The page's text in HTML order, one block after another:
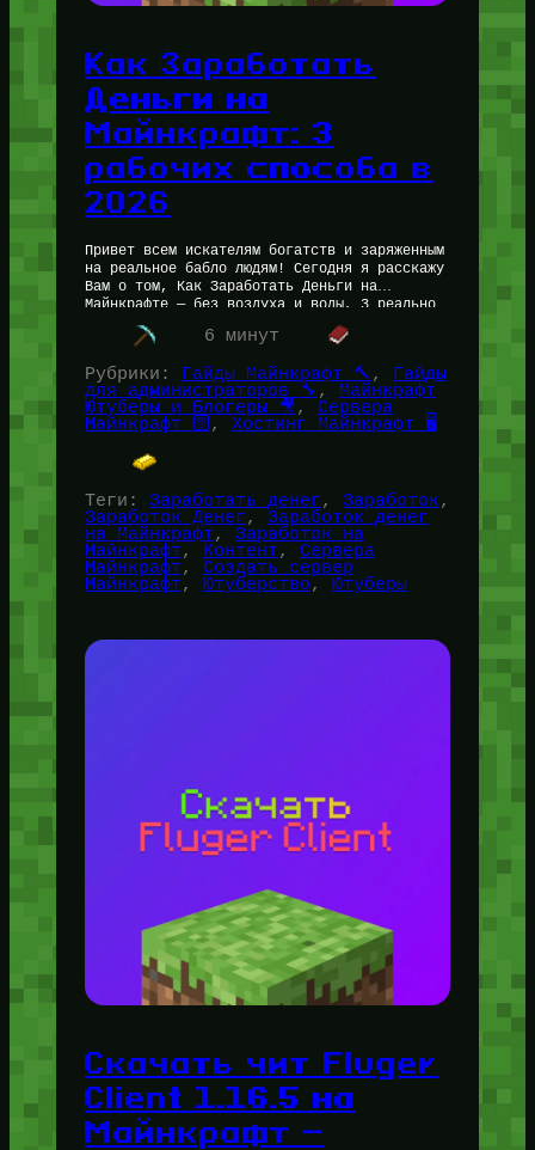
Как Заработать
Деньги на
Майнкрафт: 3
рабочих способа в
2026
Привет всем искателям богатств и заряженным
на реальное бабло людям! Сегодня я расскажу
Вам о том, Как Заработать Деньги на
Майнкрафте — без воздуха и воды, 3 реально
проверенных мною…
6 минут
Рубрики: Гайды Майнкрафт 🔨 , Гайды
для администраторов 🔧 , Майнкрафт
Ютуберы и Блогеры 🎥 , Сервера
Майнкрафт 🛜, Хостинг Майнкрафт 🖥️
Теги: Заработать денег, Заработок
Заработок Денег, Заработок денег
на Майнкрафт, Заработок на
Майнкрафт, Контент, Сервера
Майнкрафт, Создать сервер
Майнкрафт, Ютуберство, Ютуберы
Скачать чит Fluger
Client 1.16.5 на
Майнкрафт —